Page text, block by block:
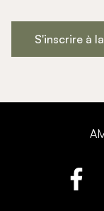
S'inscrire à